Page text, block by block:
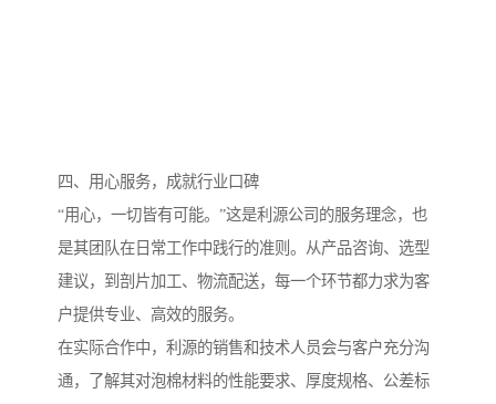
四、用心服务，成就行业口碑
“用心，一切皆有可能。”这是利源公司的服务理念，也
是其团队在日常工作中践行的准则。从产品咨询、选型
建议，到剖片加工、物流配送，每一个环节都力求为客
户提供专业、高效的服务。
在实际合作中，利源的销售和技术人员会与客户充分沟
通，了解其对泡棉材料的性能要求、厚度规格、公差标